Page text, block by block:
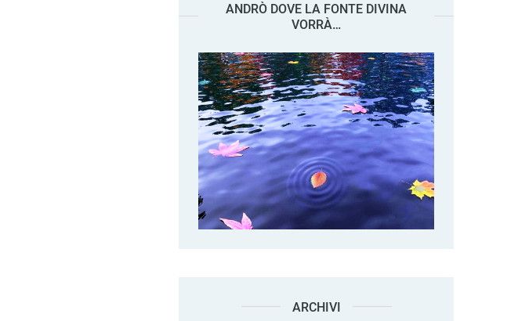
ANDRÒ DOVE LA FONTE DIVINA
VORRÀ…
ARCHIVI Archivi